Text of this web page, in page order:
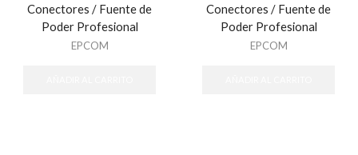
Conectores / Fuente de
Poder Profesional
EPCOM
Conectores / Fuente de
Poder Profesional
EPCOM